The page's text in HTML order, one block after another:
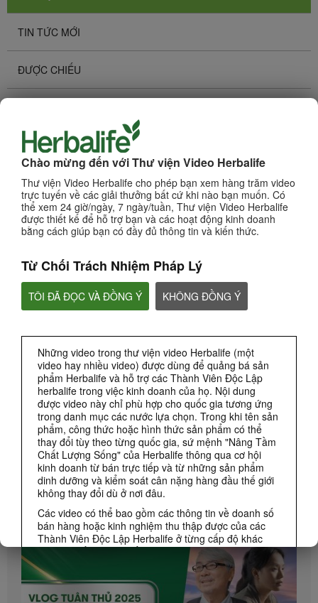
Chào mừng đến với Thư viện Video Herbalife
Thư viện Video Herbalife cho phép bạn xem hàng trăm video
trực tuyến về các giải thưởng bất cứ khi nào bạn muốn. Có
thể xem 24 giờ/ngày, 7 ngày/tuần, Thư viện Video Herbalife
được thiết kế để hỗ trợ bạn và các hoạt động kinh doanh
bằng cách giúp bạn có đầy đủ thông tin và kiến thức.
Từ Chối Trách Nhiệm Pháp Lý
TÔI ĐÃ ĐỌC VÀ ĐỒNG Ý KHÔNG ĐỒNG Ý
Những video trong thư viện video Herbalife (một
video hay nhiều video) được dùng để quảng bá sản
phẩm Herbalife và hỗ trợ các Thành Viên Độc Lập
herbalife trong việc kinh doanh của họ. Nội dung
được video này chỉ phù hợp cho quốc gia tương ứng
trong danh mục các nước lựa chọn. Trong khi tên sản
phẩm, công thức hoặc hình thức sản phẩm có thể
thay đổi tùy theo từng quốc gia, sứ mệnh "Nâng Tầm
Chất Lượng Sống" của Herbalife thông qua cơ hội
kinh doanh từ bán trực tiếp và từ những sản phẩm
dinh dưỡng và kiểm soát cân nặng hàng đầu thế giới
không thay đổi dù ở nơi đâu.
Các video có thể bao gồm các thông tin về doanh số
bán hàng hoặc kinh nghiệm thu thập được của các
Thành Viên Độc Lập Herbalife ở từng cấp độ khác
nhau và sống trên nhiều khu vực khác nhau. Thu
nhập được áp dụng riêng biệt đối với từng cá nhân
(hoặc ví dụ) chỉ mang tính minh họa và không phải
thu nhập trung bình, và chúng không phải con số cam
TIN TỨC MỚI
ĐƯỢC CHIẾU
Duyệt Kênh
CÁC SẢN PHẨM
KINH DOANH
DINH DƯỠNG & KHOA HỌC
VỀ HERBALIFE
THƯƠNG HIỆU & TÀI TRỢ
CÁC SỰ KIỆN HERBALIFE
CÁC KHUYẾN MÃI CỦA HERBALIFE
KINH DOANH Xem Tất cả